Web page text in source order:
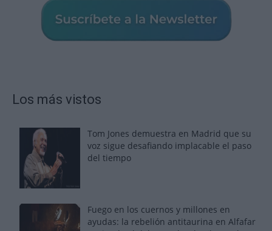
Los más vistos
Tom Jones demuestra en Madrid que su
voz sigue desafiando implacable el paso
del tiempo
Fuego en los cuernos y millones en
ayudas: la rebelión antitaurina en Alfafar